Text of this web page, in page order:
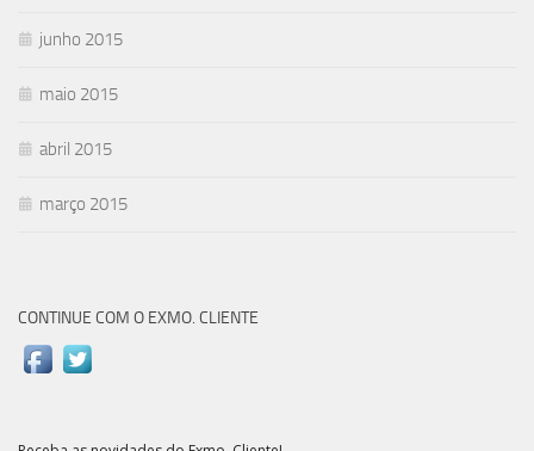
junho 2015
maio 2015
abril 2015
março 2015
CONTINUE COM O EXMO. CLIENTE